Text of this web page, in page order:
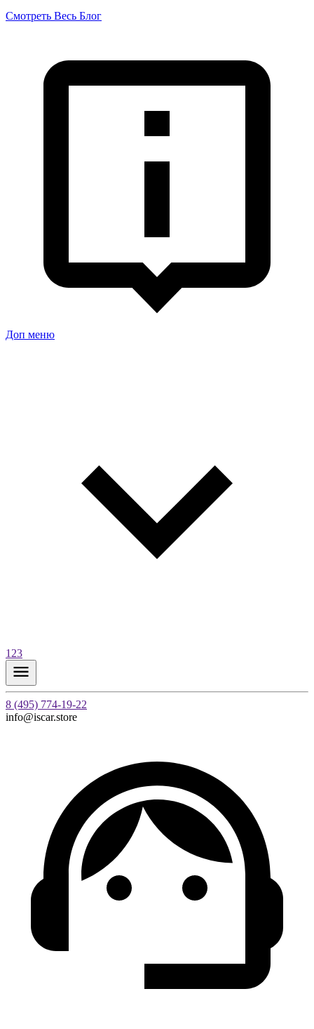
Смотреть Весь Блог
Доп меню
123
8 (495) 774-19-22
info@iscar.store